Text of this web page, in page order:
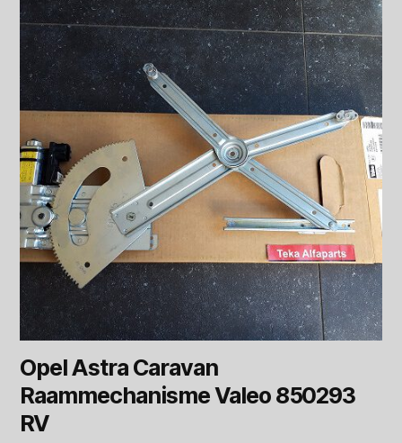
Opel Astra Caravan
Raammechanisme Valeo 850293
RV